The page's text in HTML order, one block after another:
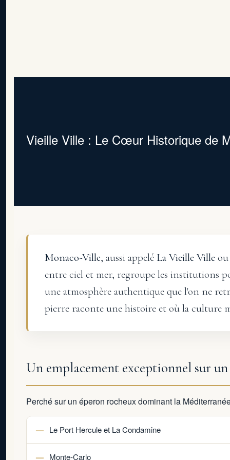
Vieille Ville : Le Cœur Historique de
Monaco-Ville, aussi appelé La Vieille Ville
entre ciel et mer, regroupe les institutions
une atmosphère authentique que l'on ne
pierre raconte une histoire et où la culture
Un emplacement exceptionnel sur
Perché sur un éperon rocheux dominant la
Le Port Hercule et La Condamine
Monte-Carlo